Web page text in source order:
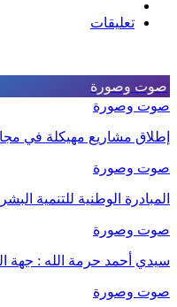
تعليقات
صوت وصورة
صوت وصورة
إطلاق مشاريع مهيكلة في
صوت وصورة
المبادرة الوطنية للتنمية
صوت وصورة
سيدي أحمد حرمة الله : جهة
صوت وصورة